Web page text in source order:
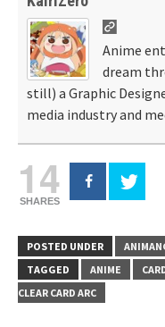
Anime
dream
still) a Graphic
media industry and
14
SHARES
POSTED UNDER
TAGGED
ANIME
CLEAR CARD ARC